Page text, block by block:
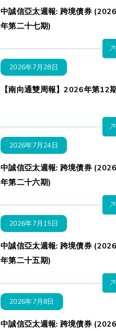
中誠信亞太週報: 跨境債券
年第二十七期)
2026年7月28日
【南向通雙周報】2026年第12
2026年7月24日
中誠信亞太週報: 跨境債券
年第二十六期)
2026年7月15日
中誠信亞太週報: 跨境債券
年第二十五期)
2026年7月8日
中誠信亞太週報: 跨境債券